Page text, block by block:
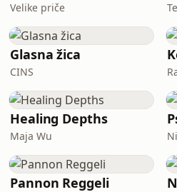
Velike priče
Glasna žica
CINS
Healing Depths
Maja Wu
Pannon Reggeli